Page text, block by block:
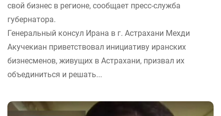
свой бизнес в регионе, сообщает пресс-служба
губернатора.
Генеральный консул Ирана в г. Астрахани Мехди
Акучекиан приветствовал инициативу иранских
бизнесменов, живущих в Астрахани, призвал их
объединиться и решать...